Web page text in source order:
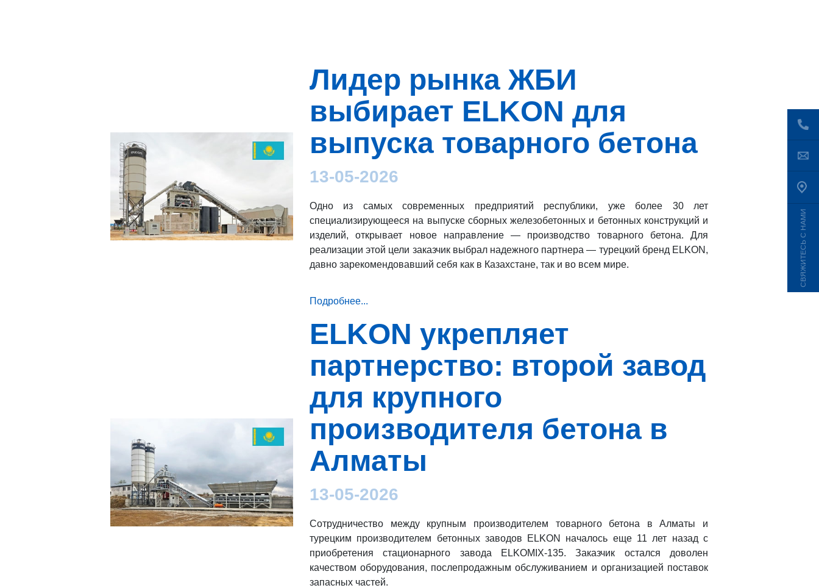
Лидер рынка ЖБИ
выбирает ELKON для
выпуска товарного бетона
13-05-2026
Одно из самых современных предприятий республики, уже более 30 лет
специализирующееся на выпуске сборных железобетонных и бетонных конструкций и
изделий, открывает новое направление — производство товарного бетона. Для
реализации этой цели заказчик выбрал надежного партнера — турецкий бренд ELKON,
давно зарекомендовавший себя как в Казахстане, так и во всем мире.
Подробнее...
ELKON укрепляет
партнерство: второй завод
для крупного
производителя бетона в
Алматы
13-05-2026
Сотрудничество между крупным производителем товарного бетона в Алматы и
турецким производителем бетонных заводов ELKON началось еще 11 лет назад с
приобретения стационарного завода ELKOMIX-135. Заказчик остался доволен
качеством оборудования, послепродажным обслуживанием и организацией поставок
запасных частей.
СВЯЖИТЕСЬ С НАМИ